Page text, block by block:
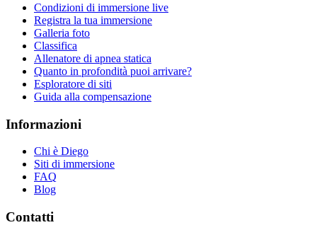
Condizioni di immersione live
Registra la tua immersione
Galleria foto
Classifica
Allenatore di apnea statica
Quanto in profondità puoi arrivare?
Esploratore di siti
Guida alla compensazione
Informazioni
Chi è Diego
Siti di immersione
FAQ
Blog
Contatti